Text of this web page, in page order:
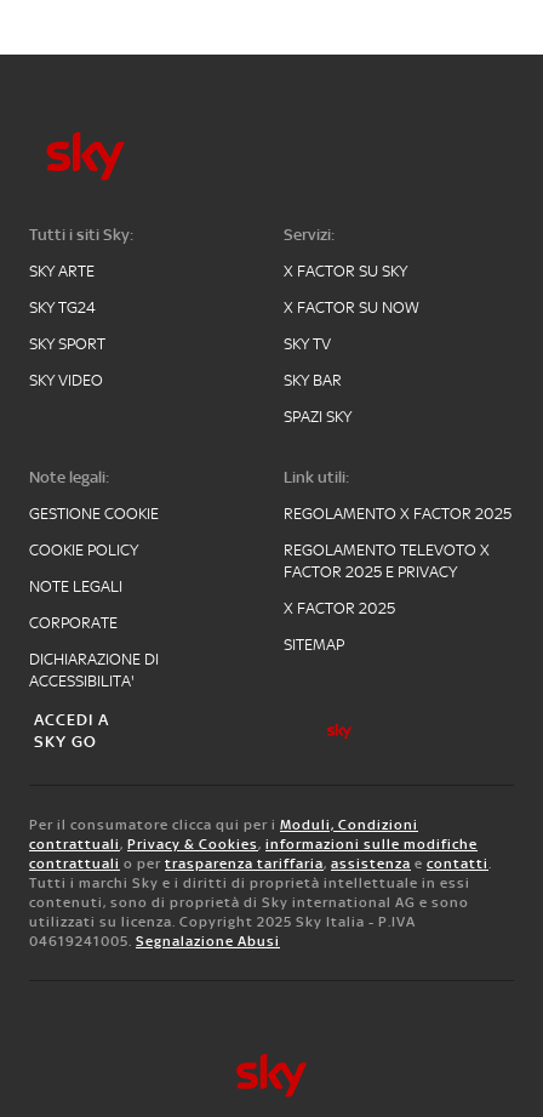
Tutti i siti Sky:
SKY ARTE
SKY TG24
SKY SPORT
SKY VIDEO
Servizi:
X FACTOR SU SKY
X FACTOR SU NOW
SKY TV
SKY BAR
SPAZI SKY
Note legali:
GESTIONE COOKIE
COOKIE POLICY
NOTE LEGALI
CORPORATE
DICHIARAZIONE DI
ACCESSIBILITA'
Link utili:
REGOLAMENTO X FACTOR 2025
REGOLAMENTO TELEVOTO X
FACTOR 2025 E PRIVACY
X FACTOR 2025
SITEMAP
ACCEDI A
SKY GO
Per il consumatore clicca qui per i Moduli, Condizioni
contrattuali, Privacy & Cookies, informazioni sulle modifiche
contrattuali o per trasparenza tariffaria, assistenza e contatti.
Tutti i marchi Sky e i diritti di proprietà intellettuale in essi
contenuti, sono di proprietà di Sky international AG e sono
utilizzati su licenza. Copyright 2025 Sky Italia - P.IVA
04619241005. Segnalazione Abusi